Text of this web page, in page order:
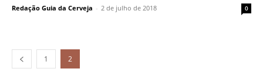
Redação Guia da Cerveja - 2 de julho de 2018 0
1 2